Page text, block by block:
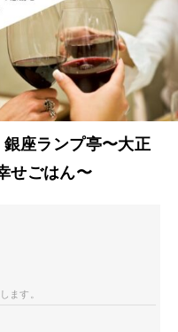
銀座ランプ亭〜大正
せごはん〜
ます。